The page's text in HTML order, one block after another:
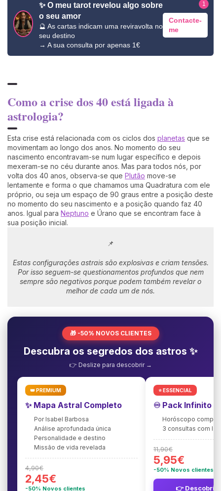
✨ O meu tarot revelou algo sobre
o seu amor
🔮 As cartas indicam uma reviravolta no
seu destino
→ A sua consulta por apenas 1€
Contacte-
me
1
Como a crise dos 40 está ligada à
astrologia?
Esta crise está relacionada com os ciclos dos planetas que se
movimentam ao longo dos anos. No momento do seu
nascimento encontravam-se num lugar específico e depois
mexeram-se no céu durante anos. Mas para todos nós, por
volta dos 40 anos, observa-se que Plutão move-se
lentamente e forma o que chamamos uma Quadratura com ele
próprio, ou seja um espaço de 90 graus entre a posição deste
no momento do seu nascimento e a posição quando faz 40
anos. Igual para Neptuno e Úrano que se encontram face à
sua posição inicial.
📌
Estas configurações astrais são explosivas e criam tensões.
Por isso seguem-se questionamentos profundos que nem
sempre são negativos porque podem também revelar o
melhor de cada um de nós.
🎁 -50% NOVOS CLIENTES
Descubra os segredos dos astros ✨
👉 Deslize para descobrir →
👑 PREMIUM
✨ Mapa Astral Completo
Por Isabel Barbosa
Análise aprofundada única
Personalidade e destino
Missão de vida revelada
4,90€
2,45€
-50% Novos clientes
⭐ ESSENCIAL
♾️ Pack Infinito
Horóscopo
3 consultas com
11,90€
5,95€
-50% Novos clientes
👉 Descobrir